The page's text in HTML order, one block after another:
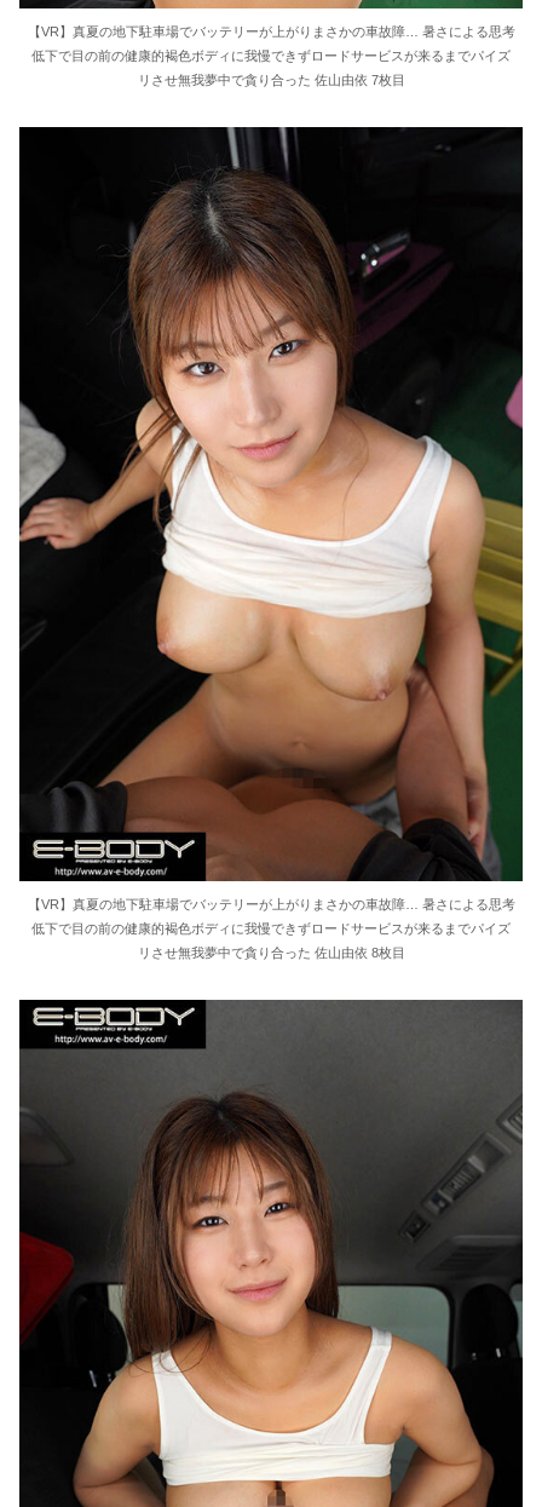
【VR】真夏の地下駐車場でバッテリーが上がりまさかの車故障… 暑さによる思考
低下で目の前の健康的褐色ボディに我慢できずロードサービスが来るまでパイズ
リさせ無我夢中で貪り合った 佐山由依 7枚目
【VR】真夏の地下駐車場でバッテリーが上がりまさかの車故障… 暑さによる思考
低下で目の前の健康的褐色ボディに我慢できずロードサービスが来るまでパイズ
リさせ無我夢中で貪り合った 佐山由依 8枚目